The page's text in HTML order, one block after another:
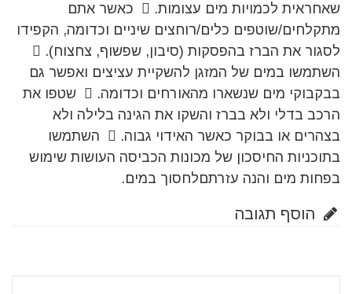
שאחראית לכמויות מים עצומות.  כאשר אתם
מתקלחים/שוטפים כלים/רוחצים שיניים וכדומה, הקפידו
השתמשו במים של המזגן להשקיית עציצים ואפשר גם
בבקבוקי מים שנשארו מהאורחים וכדומה.  שטפו את
הרכב בדלי ולא בברז והשקו את הגינה בלילה ולא
בצהרים או בבוקר כאשר האידוי גבוה.  השתמשו
בתוכניות החיסכון של מכונות הכביסה העושות שימוש
בפחות מים והנה עזרתםלחסוך במים.
הוסף תגובה